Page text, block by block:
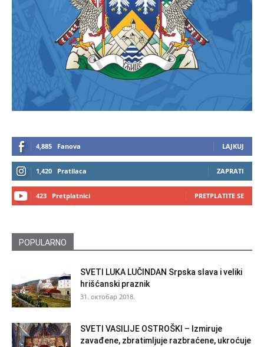
4,885 Fanova LAJKUJ
1,420 Pratilaca ZAPRATI
423 Pretplatnici PRETPLATITE SE
POPULARNO
SVETI LUKA LUČINDAN Srpska slava i veliki
hrišćanski praznik
31. октобар 2018.
SVETI VASILIJE OSTROŠKI – Izmiruje
zavađene, zbratimljuje razbraćene, ukroćuje